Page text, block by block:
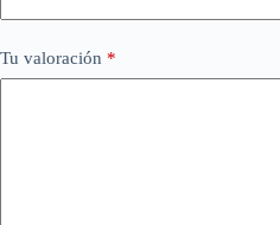
Tu valoración *